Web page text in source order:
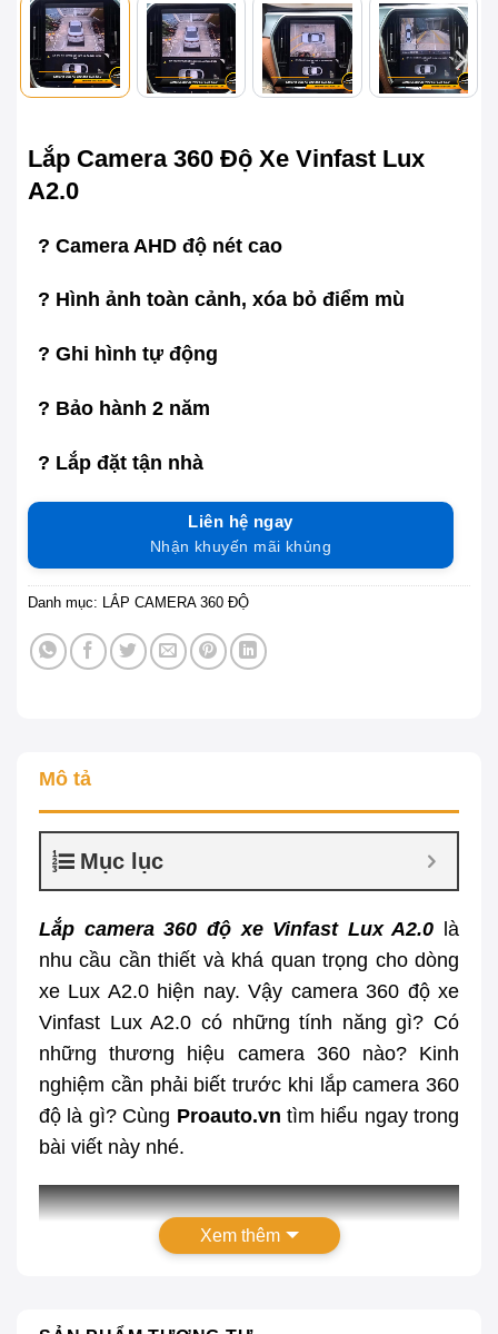
Lắp Camera 360 Độ Xe Vinfast Lux
A2.0
? Camera AHD độ nét cao
? Hình ảnh toàn cảnh, xóa bỏ điểm mù
? Ghi hình tự động
? Bảo hành 2 năm
? Lắp đặt tận nhà
Liên hệ ngay
Nhận khuyến mãi khủng
Danh mục: LẮP CAMERA 360 ĐỘ
Mô tả
Mục lục
Lắp camera 360 độ xe Vinfast Lux A2.0 là
nhu cầu cần thiết và khá quan trọng cho dòng
xe Lux A2.0 hiện nay. Vậy camera 360 độ xe
Vinfast Lux A2.0 có những tính năng gì? Có
những thương hiệu camera 360 nào? Kinh
nghiệm cần phải biết trước khi lắp camera 360
độ là gì? Cùng Proauto.vn tìm hiểu ngay trong
bài viết này nhé.
Xem thêm